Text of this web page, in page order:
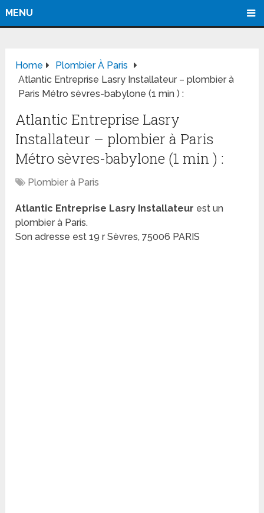
MENU
Home
Plombier À Paris
Atlantic Entreprise Lasry Installateur – plombier à
Paris Métro sèvres-babylone (1 min ) :
Atlantic Entreprise Lasry
Installateur – plombier à Paris
Métro sèvres-babylone (1 min ) :
Plombier à Paris
Atlantic Entreprise Lasry Installateur est un
plombier à Paris.
Son adresse est 19 r Sèvres, 75006 PARIS